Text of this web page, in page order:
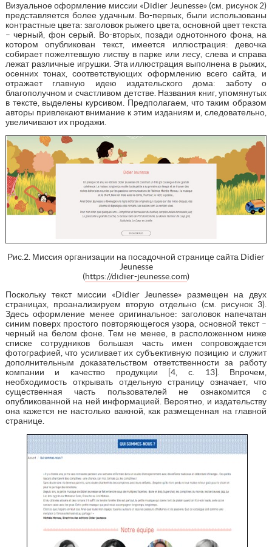
Визуальное оформление миссии «Didier Jeunesse» (см. рисунок 2)
представляется более удачным. Во-первых, были использованы
контрастные цвета: заголовок рыжего цвета, основной цвет текста
– черный, фон серый. Во-вторых, позади однотонного фона, на
котором опубликован текст, имеется иллюстрация: девочка
собирает пожелтевшую листву в парке или лесу, слева и справа
лежат различные игрушки. Эта иллюстрация выполнена в рыжих,
осенних тонах, соответствующих оформлению всего сайта, и
отражает главную идею издательского дома: заботу о
благополучном и счастливом детстве. Названия книг, упомянутых
в тексте, выделены курсивом. Предполагаем, что таким образом
авторы привлекают внимание к этим изданиям и, следовательно,
увеличивают их продажи.
Рис.2. Миссия организации на посадочной странице сайта Didier
Jeunesse
(https://didier-jeunesse.com)
Поскольку текст миссии «Didier Jeunesse» размещен на двух
страницах, проанализируем вторую отдельно (см. рисунок 3).
Здесь оформление менее оригинальное: заголовок напечатан
синим поверх простого повторяющегося узора, основной текст –
черный на белом фоне. Тем не менее, в расположенном ниже
списке сотрудников большая часть имен сопровождается
фотографией, что усиливает их субъективную позицию и служит
дополнительным доказательством ответственности за работу
компании и качество продукции [4, с. 13]. Впрочем,
необходимость открывать отдельную страницу означает, что
существенная часть пользователей не ознакомится с
опубликованной на ней информацией. Вероятно, и издательству
она кажется не настолько важной, как размещенная на главной
странице.